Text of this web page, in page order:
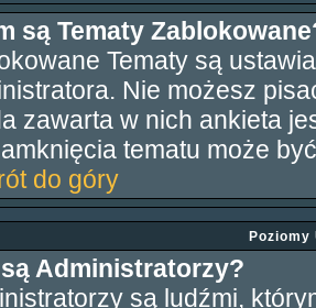
są Tematy
Tematy są
Nie możesz
zawarta w nich ankieta
tematu może
do góry
Administratorzy?
są ludźmi,